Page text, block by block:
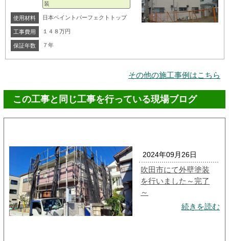
装
使用材料 日本ペイントパーフェクトトップ
工事費用 １４８万円
保証年数 ７年
その他の施工事例はこちら
この工事と同じ工事を行っている現場ブログ
2024年09月26日
吹田市にて外壁塗装
を行いました～完了
～
続きを読む